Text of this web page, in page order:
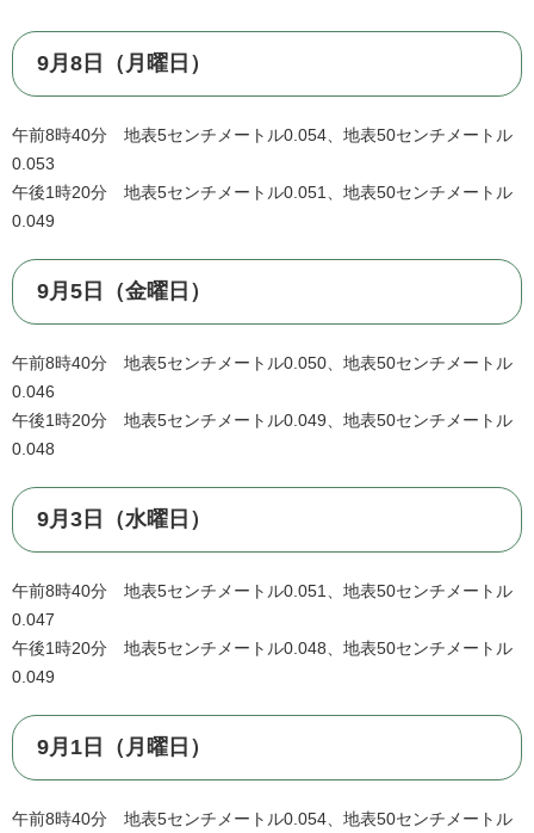
9月8日（月曜日）
午前8時40分 地表5センチメートル0.054、地表50センチメートル
0.053
午後1時20分 地表5センチメートル0.051、地表50センチメートル
0.049
9月5日（金曜日）
午前8時40分 地表5センチメートル0.050、地表50センチメートル
0.046
午後1時20分 地表5センチメートル0.049、地表50センチメートル
0.048
9月3日（水曜日）
午前8時40分 地表5センチメートル0.051、地表50センチメートル
0.047
午後1時20分 地表5センチメートル0.048、地表50センチメートル
0.049
9月1日（月曜日）
午前8時40分 地表5センチメートル0.054、地表50センチメートル